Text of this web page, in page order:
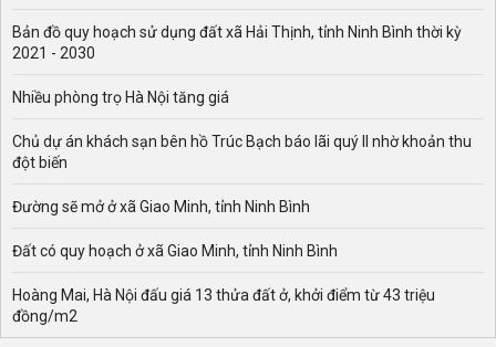
Bản đồ quy hoạch sử dụng đất xã Hải Thịnh, tỉnh Ninh Bình thời kỳ
2021 - 2030
Nhiều phòng trọ Hà Nội tăng giá
Chủ dự án khách sạn bên hồ Trúc Bạch báo lãi quý II nhờ khoản thu
đột biến
Đường sẽ mở ở xã Giao Minh, tỉnh Ninh Bình
Đất có quy hoạch ở xã Giao Minh, tỉnh Ninh Bình
Hoàng Mai, Hà Nội đấu giá 13 thửa đất ở, khởi điểm từ 43 triệu
đồng/m2